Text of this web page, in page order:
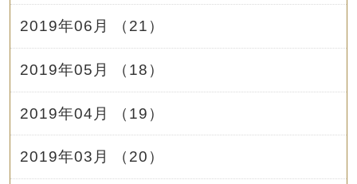
2019年06月 （21）
2019年05月 （18）
2019年04月 （19）
2019年03月 （20）